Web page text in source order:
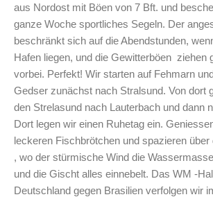
aus Nordost mit Böen von 7 Bft. und
ganze Woche sportliches Segeln. Der
beschränkt sich auf die Abendstunden,
Hafen liegen, und die Gewitterböen ziehen
vorbei. Perfekt! Wir starten auf Fehmarn
Gedser zunächst nach Stralsund. Von dort
den Strelasund nach Lauterbach und dann
Dort legen wir einen Ruhetag ein.
leckeren Fischbrötchen und spazieren über
, wo der stürmische Wind die
und die Gischt alles einnebelt. Das WM -
Deutschland gegen Brasilien verfolgen wir